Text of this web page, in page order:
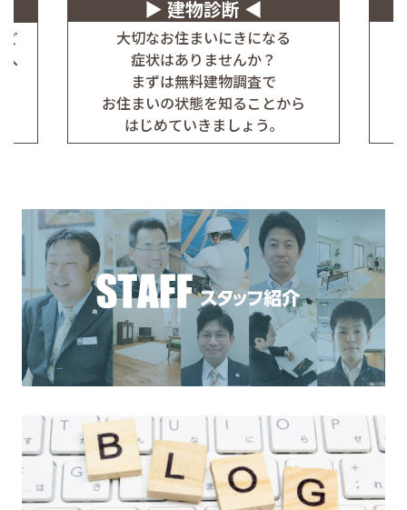
建物診断
大切なお住まいにきになる
症状はありませんか？
まずは無料建物調査で
お住まいの状態を知ることから
はじめていきましょう。